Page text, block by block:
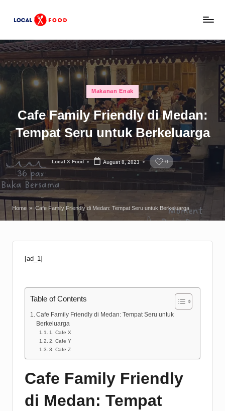
content
o
c
x
F
o
o
d
tempat
kuliner
lokal,
keluarga
Indonesia.
Posted
in
Makanan Enak
Cafe Family Friendly di Medan:
Tempat Seru untuk Berkeluarga
Posted
by
Local X Food August 8, 2023 0
Home » Cafe Family Friendly di Medan: Tempat Seru untuk Berkeluarga
[ad_1]
Table of Contents
Cafe Family Friendly di Medan: Tempat Seru untuk
Berkeluarga
1. Cafe X
2. Cafe Y
3. Cafe Z
Cafe Family Friendly
di Medan: Tempat